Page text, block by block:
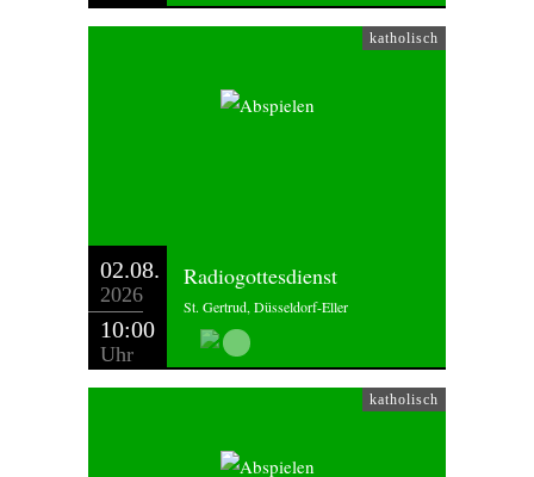
katholisch
02.08.
2026
10:00
Uhr
Radiogottesdienst
St. Gertrud, Düsseldorf-Eller
katholisch